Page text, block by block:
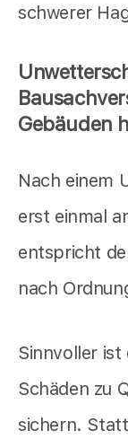
schwerer
Gebäuden
Nach einem
erst einmal
entspricht
nach
Sinnvoller ist
Schäden zu
sichern.